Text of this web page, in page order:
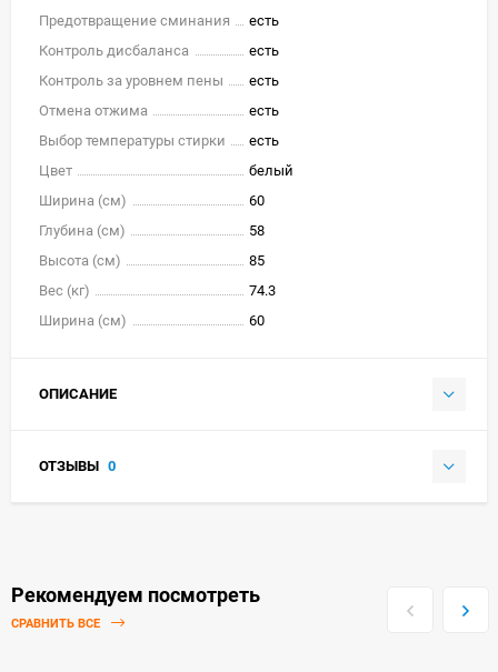
Предотвращение сминания
есть
Контроль дисбаланса
есть
Контроль за уровнем пены
есть
Отмена отжима
есть
Выбор температуры стирки
есть
Цвет
белый
Ширина (см)
60
Глубина (см)
58
Высота (см)
85
Вес (кг)
74.3
Ширина (см)
60
ОПИСАНИЕ
ОТЗЫВЫ 0
Рекомендуем посмотреть
СРАВНИТЬ ВСЕ